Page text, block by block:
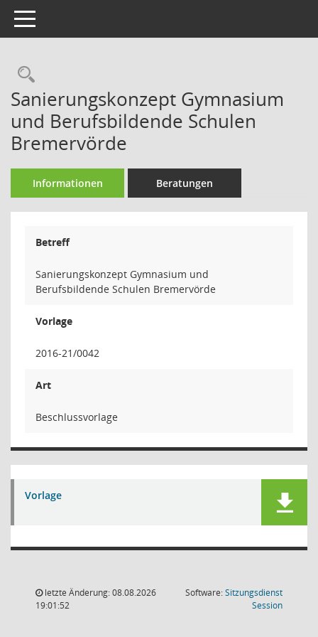
Toggle navigation
Rechercheauswahl
Sanierungskonzept Gymnasium
und Berufsbildende Schulen
Bremervörde
Informationen Beratungen
Betreff
Sanierungskonzept Gymnasium und
Berufsbildende Schulen Bremervörde
Vorlage
2016-21/0042
Art
Beschlussvorlage
Vorlage
letzte Änderung: 08.08.2026
19:01:52
Software:Sitzungsdienst
Session(Wird in